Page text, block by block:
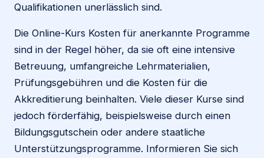
Qualifikationen unerlässlich sind.
Die Online-Kurs Kosten für anerkannte Programme
sind in der Regel höher, da sie oft eine intensive
Betreuung, umfangreiche Lehrmaterialien,
Prüfungsgebühren und die Kosten für die
Akkreditierung beinhalten. Viele dieser Kurse sind
jedoch förderfähig, beispielsweise durch einen
Bildungsgutschein oder andere staatliche
Unterstützungsprogramme. Informieren Sie sich